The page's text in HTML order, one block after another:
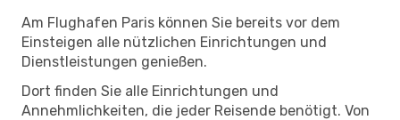
Am Flughafen Paris können Sie bereits vor dem
Einsteigen alle nützlichen Einrichtungen und
Dienstleistungen genießen.
Dort finden Sie alle Einrichtungen und
Annehmlichkeiten, die jeder Reisende benötigt. Von